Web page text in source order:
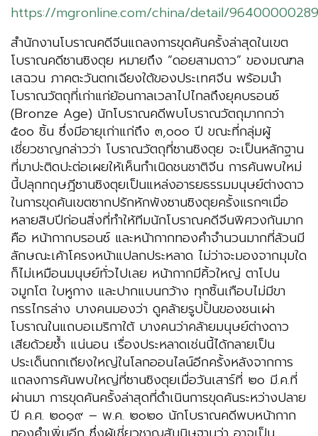
https://mgronline.com/china/detail/
สำนักงานโบราณคดีจีนแถลงการขุดค้นครั้งล่าสุดในเขต
โบราณคดีซานซิงตุย หมายถึง “ดอยสามดาว” ของมณฑล
เสฉวน ภาคตะวันตกเฉียงใต้ของประเทศจีน พร้อมนำ
โบราณวัตถุที่เก่าแก่ย้อนกาลเวลาไปไกลถึงยุคบรอนซ์
(Bronze Age) นักโบราณคดีพบโบราณวัตถุมากกว่า
๕๐๐ ชิ้น ซึ่งมีอายุเก่าแก่ถึง ๓,๐๐๐ ปี ขณะที่กลุ่มผู้
เชี่ยวชาญกล่าวว่า โบราณวัตถุที่ซานซิงตุย จะเป็นหลักฐาน
ที่มาปะติดปะต่อเผยให้เห็นกำเนิดชนชาติจีน การค้นพบใหม่
นี้ปลุกทฤษฎีซานซิงตุยเป็นแหล่งอารยธรรมมนุษย์ต่างดาว
ในการขุดค้นเขตซากปรักหักพังซานซิงตุยครั้งแรกๆเมื่อ
หลายสิบปีก่อนสิ่งที่ทำให้ทีมนักโบราณคดีจีนพิศวงกันมาก
คือ หน้ากากบรอนซ์ และหน้ากากทองคำจำนวนมากที่ล้วนมี
ลักษณะเค้าโครงหน้าแปลกประหลาด ไม่ว่าจะมองจากมุมใด
ก็ไม่เหมือนมนุษย์ทั่วไปเลย หน้ากากมีคิ้วใหญ่ ตาโปน
จมูกโต ใบหูกาง และปากแบนกว้าง ทุกชิ้นเกือบไม่มีขา
กรรไกรล่าง บางคนมองว่า ดูคล้ายรูปปั้นของชนเผ่า
โบราณในแถบอเมริกาใต้ บางคนว่าคล้ายมนุษย์ต่างดาว
เสียด้วยซ้ำ แน่นอน เรื่องประหลาดเช่นนี้ได้กลายเป็น
ประเด็นถกเถียงใหญ่ในโลกออนไลน์อีกครั้งหลังจากการ
แถลงการค้นพบใหญ่ที่ซานซิงตุยเมื่อวันเสาร์ที่ ๒๐ มี.ค.ที่
ผ่านมา การขุดค้นครั้งล่าสุดที่ดำเนินการขุดค้นระหว่างปลาย
ปี ค.ศ. ๒๐๑๙ – พ.ค. ๒๐๒๐ นักโบราณคดีพบหน้ากาก